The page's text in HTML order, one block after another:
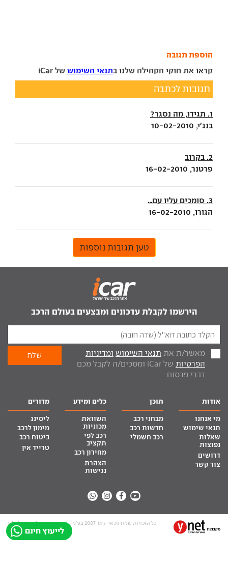
הוספת תגובה
קראו את חוקי הקהילה שלנו בתנאי השימוש של iCar
תגובות לכתבה
1. תגידו, מה נסגר?
בנג'י, 10-02-2010
2. בקרוב
פרטנר, 16-02-2010
3. סומכים עליו עם...
הגורו, 16-02-2010
טען תגובות נוספות
לייעוץ חינם
הירשמו לקבלת עדכונים ומבצעים בעולם הרכב
מאשר/ת את תנאי השימוש ומדיניות
הפרטיות
של iCar ומסכים/ה לקבל מכם
דברי פרסום.
אודות
מי אנחנו
תנאי שימוש
שאלות
נפוצות
דרושים
צור קשר
תוכן
מבחני רכב
חדשות רכב
רכב חשמלי
כלים ומידע
השוואת
מכוניות
רכב לפי
תקציב
מחירון רכב
הצהרת
נגישות
מדורים
ליסינג
מימון לרכב
ביטוח רכב
טרייד אין
כל הזכויות שמורות אי-קאר 2007 בע”מ site by tq.soft